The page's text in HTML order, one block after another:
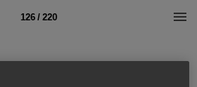
126 / 220